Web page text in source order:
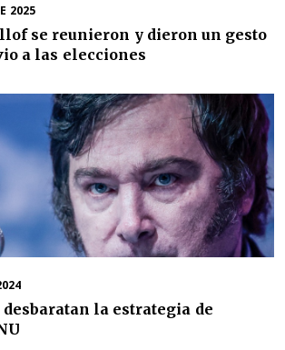
2025
se reunieron y dieron un gesto
a las elecciones
la estrategia de